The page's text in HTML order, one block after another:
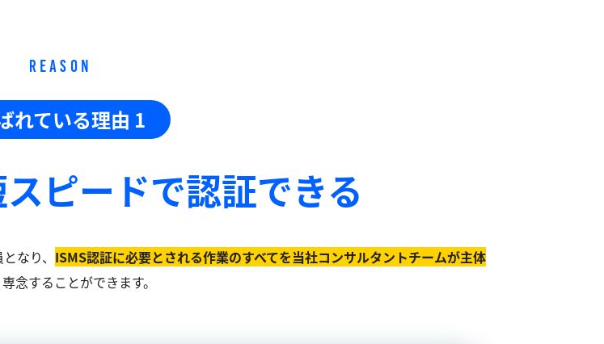
REASON
れている理由 1
ピードで認証できる
なり、 ISMS認証に必要とされる作業のすべてを当社コンサルタントチームが主体
念することができます。